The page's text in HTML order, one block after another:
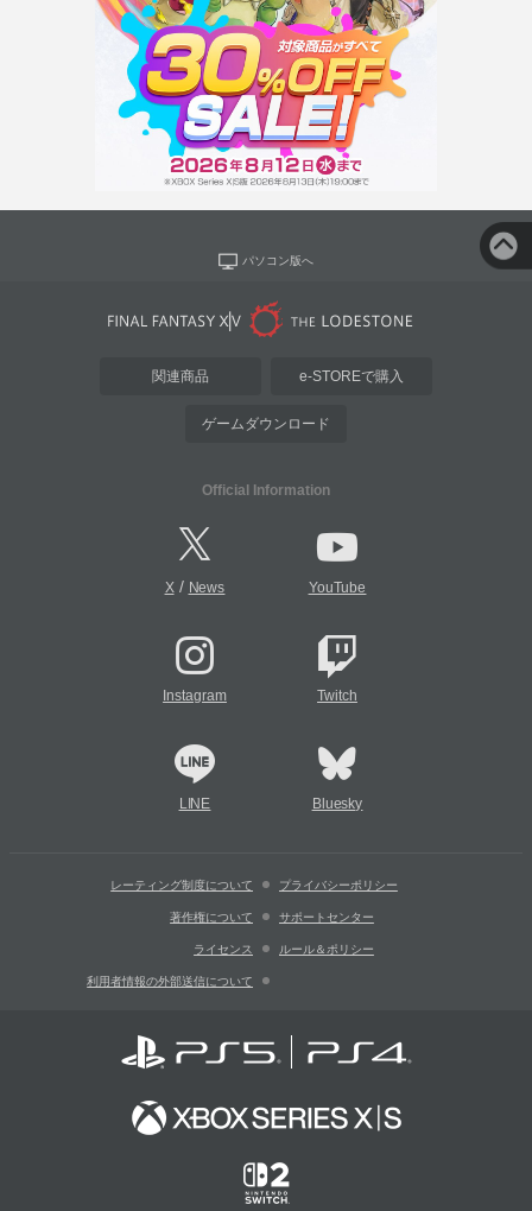
パソコン版へ
関連商品 e-STOREで購入
ゲームダウンロード
Official Information
X/ News YouTube
Instagram Twitch
LINE Bluesky
レーティング制度について プライバシーポリシー
著作権について サポートセンター
ライセンス ルール＆ポリシー
利用者情報の外部送信について